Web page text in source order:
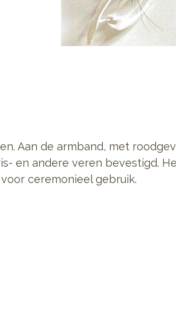
Aan de armband, met
en andere veren bevestigd.
ceremonieel gebruik.